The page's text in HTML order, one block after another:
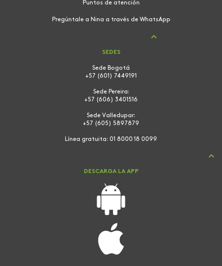
Puntos de atención
Pregúntale a Nina a través de WhatsApp
SEDES
Sede Bogotá
+57 (601) 7449191
Sede Pereira:
+57 (606) 3401516
Sede Valledupar:
+57 (605) 5897879
Línea gratuita: 01 8000 18 0099
DESCARGA LA APP